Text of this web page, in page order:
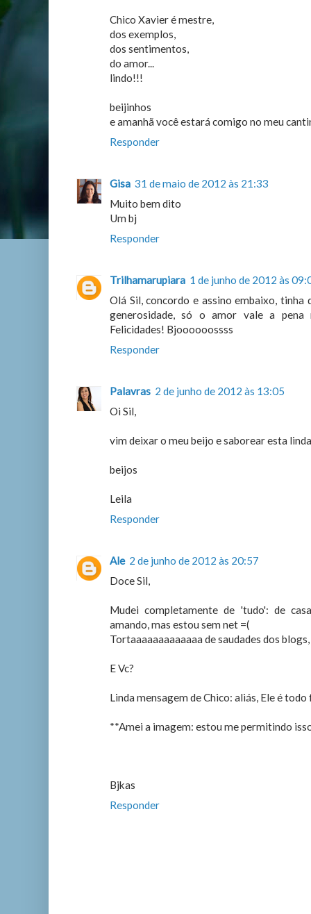
Chico Xavier é mestre,
dos exemplos,
dos sentimentos,
do amor...
lindo!!!
beijinhos
e amanhã você estará comigo no meu
Responder
Gisa 31 de maio de 2012 às 21:33
Muito bem dito
Um bj
Responder
Trilhamarupiara 1 de junho de 2012 às
Olá Sil, concordo e assino embaixo, tinha
generosidade, só o amor vale a
Felicidades! Bjoooooossss
Responder
Palavras 2 de junho de 2012 às 13:05
Oi Sil,
vim deixar o meu beijo e saborear esta
beijos
Leila
Responder
Ale 2 de junho de 2012 às 20:57
Doce Sil,
Mudei completamente de 'tudo': de
amando, mas estou sem net =(
Tortaaaaaaaaaaaaa de saudades dos
E Vc?
Linda mensagem de Chico: aliás, Ele é
**Amei a imagem: estou me permitindo
Bjkas
Responder